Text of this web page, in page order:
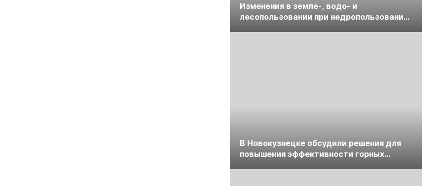
Изменения в земле-, водо- и
лесопользовании при недропользовании
В Новокузнецке обсудили решения для
повышения эффективности горных